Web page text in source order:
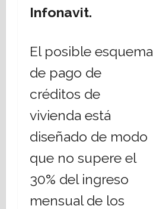
Infonavit.
El posible esquema
de pago de
créditos de
vivienda está
diseñado de modo
que no supere el
30% del ingreso
mensual de los